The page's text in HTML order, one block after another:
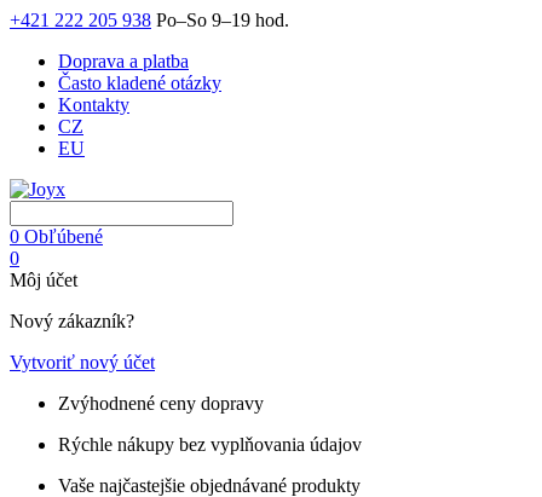
+421 222 205 938 Po–So 9–19 hod.
Doprava a platba
Často kladené otázky
Kontakty
CZ
EU
0 Obľúbené
0
Môj účet
Nový zákazník?
Vytvoriť nový účet
Zvýhodnené ceny dopravy
Rýchle nákupy bez vyplňovania údajov
Vaše najčastejšie objednávané produkty